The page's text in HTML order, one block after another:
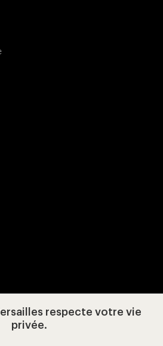
notre Facebook (ouverture
notre X (ouverture dans un
Visitez notre Instagram
Visitez notre YouTube
respecte votre vie
privée.